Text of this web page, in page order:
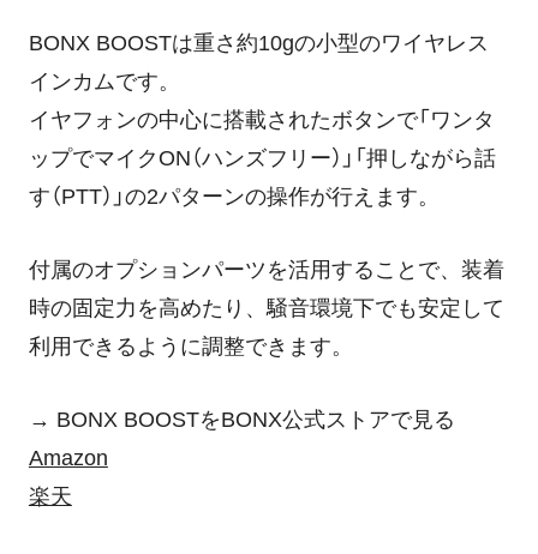
BONX BOOSTは重さ約10gの小型のワイヤレス
インカムです。
イヤフォンの中心に搭載されたボタンで「ワンタ
ップでマイクON（ハンズフリー）」「押しながら話
す（PTT）」の2パターンの操作が行えます。
付属のオプションパーツを活用することで、装着
時の固定力を高めたり、騒音環境下でも安定して
利用できるように調整できます。
→ BONX BOOSTをBONX公式ストアで見る
Amazon
楽天